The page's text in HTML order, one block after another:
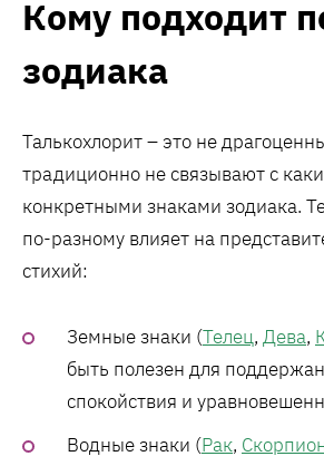
Кому подходит
зодиака
Талькохлорит – это не
традиционно не связывают с
конкретными знаками зодиака.
по-разному влияет на
стихий:
Земные знаки (Телец, Дева,
быть полезен для
спокойствия и
Водные знаки (Рак,